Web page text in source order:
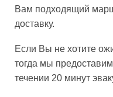
Вам подходящий
доставку.
Если Вы не хотите
тогда мы
течении 20 минут